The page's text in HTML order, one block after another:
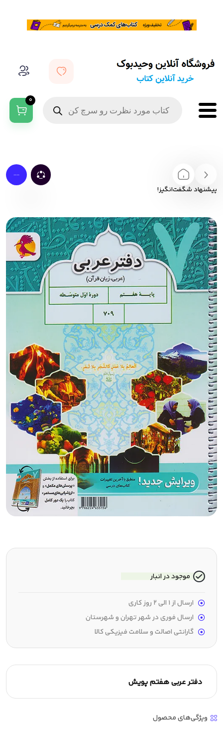
0
....
پیشنهاد شگفت‌انگیز!
دفتر عربی هفتم پویش
ویژگی‌های محصول
موجود در انبار
ارسال از 1 الی 2 روز کاری
ارسال فوری در شهر تهران و شهرستان
گارانتی اصالت و سلامت فیزیکی کالا